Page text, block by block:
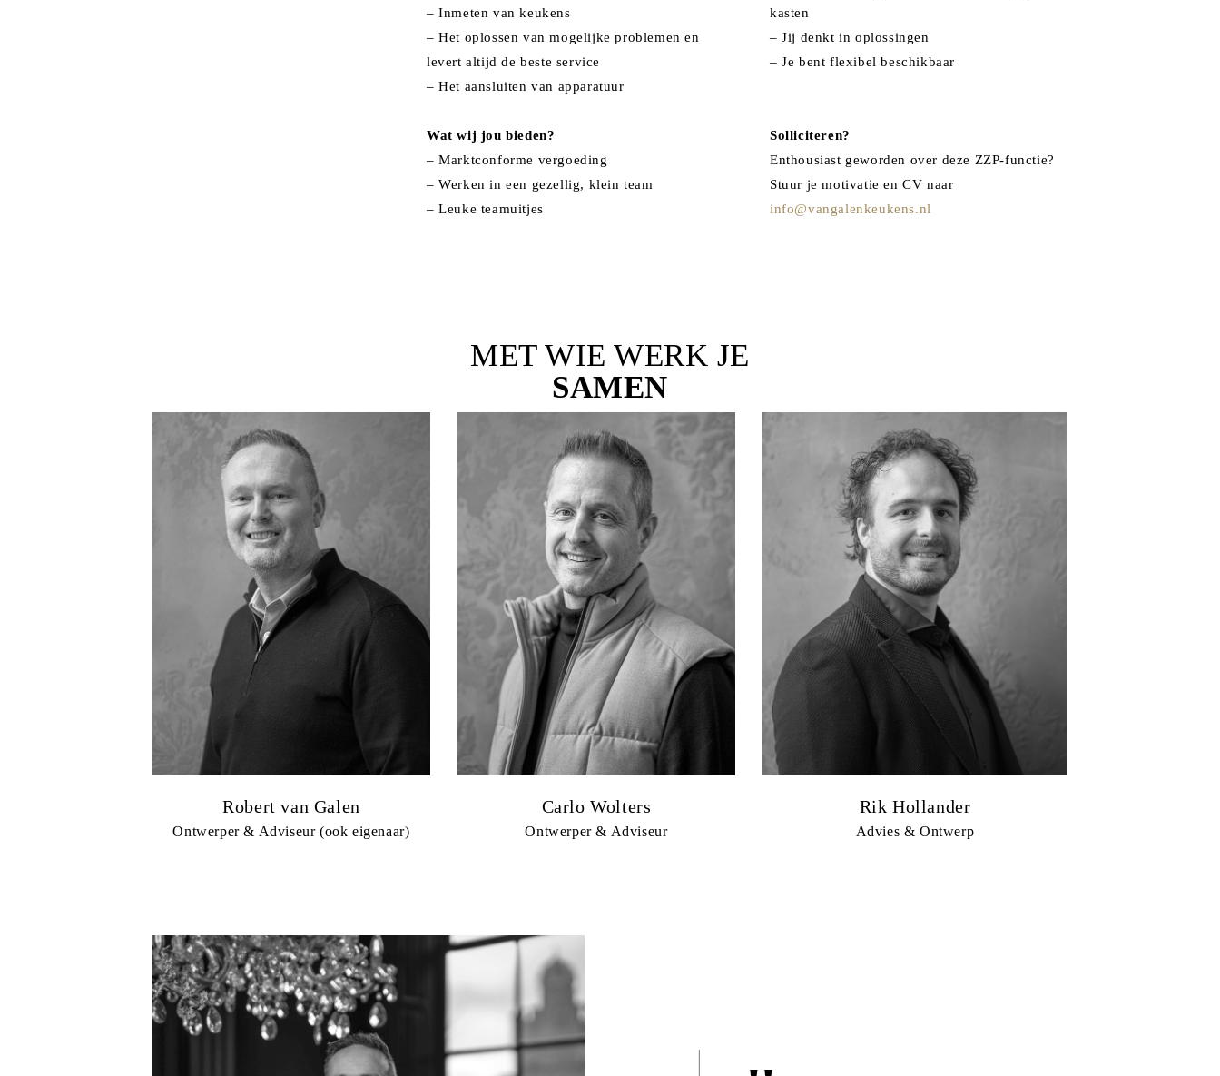
– Inmeten van keukens
– Het oplossen van mogelijke problemen en
levert altijd de beste service
– Het aansluiten van apparatuur
kasten
– Jij denkt in oplossingen
– Je bent flexibel beschikbaar
Wat wij jou bieden?
– Marktconforme vergoeding
– Werken in een gezellig, klein team
– Leuke teamuitjes
Solliciteren?
Enthousiast geworden over deze ZZP-functie?
Stuur je motivatie en CV naar
info@vangalenkeukens.nl
MET WIE WERK JE
SAMEN
Robert van Galen
Ontwerper & Adviseur (ook eigenaar)
Carlo Wolters
Ontwerper & Adviseur
Rik Hollander
Advies & Ontwerp